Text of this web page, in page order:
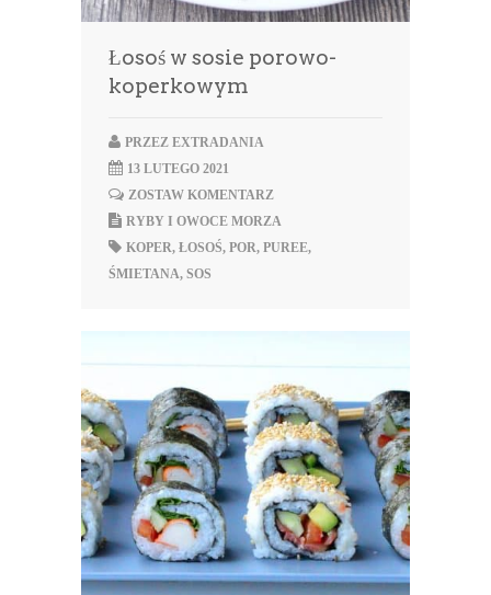
Łosoś w sosie porowo-
koperkowym
PRZEZ EXTRADANIA
13 LUTEGO 2021
ZOSTAW KOMENTARZ
RYBY I OWOCE MORZA
KOPER, ŁOSOŚ, POR, PUREE,
ŚMIETANA, SOS